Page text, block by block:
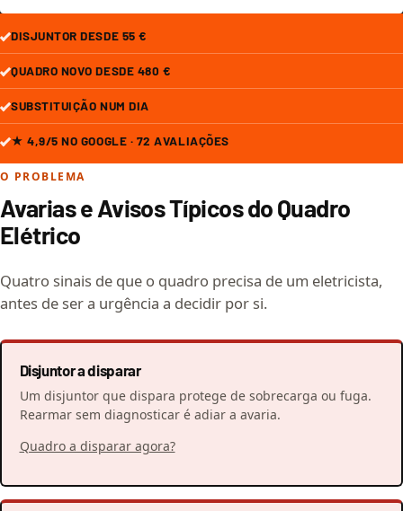
DISJUNTOR DESDE 55 €
QUADRO NOVO DESDE 480 €
SUBSTITUIÇÃO NUM DIA
★ 4,9/5 NO GOOGLE · 72 AVALIAÇÕES
O PROBLEMA
Avarias e Avisos Típicos do Quadro
Elétrico
Quatro sinais de que o quadro precisa de um eletricista,
antes de ser a urgência a decidir por si.
Disjuntor a disparar
Um disjuntor que dispara protege de sobrecarga ou fuga.
Rearmar sem diagnosticar é adiar a avaria.
Quadro a disparar agora?